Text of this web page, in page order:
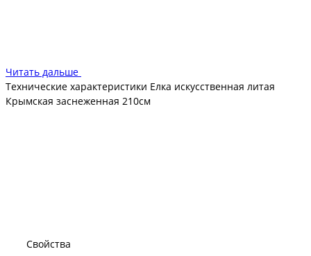
точно так же легко и быстро.
Читать дальше
Технические характеристики Елка искусственная литая
Крымская заснеженная 210см
Свойства